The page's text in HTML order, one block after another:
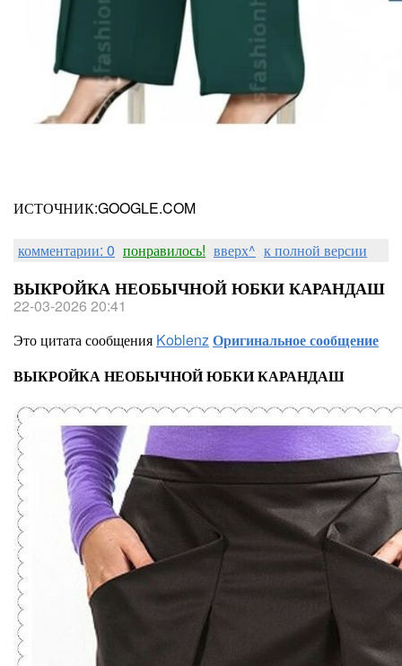
ИСТОЧНИК:GOOGLE.COM
комментарии: 0 понравилось! вверх^ к полной версии
ВЫКРОЙКА НЕОБЫЧНОЙ ЮБКИ КАРАНДАШ
22-03-2026 20:41
Это цитата сообщения KoblenzОригинальное сообщение
ВЫКРОЙКА НЕОБЫЧНОЙ ЮБКИ КАРАНДАШ